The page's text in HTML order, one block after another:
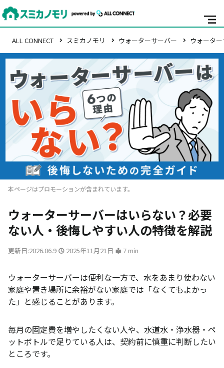
ALL CONNECT スミカノモリ ウォーターサーバー ウォータ
本ページはプロモーションが含まれています。
ウォーターサーバーはいらない？必要
ない人・後悔しやすい人の特徴を解説
更新日:2026.06.9 2025年11月21日 7 min
ウォーターサーバーは便利な一方で、水をあまり使わない
家庭や置き場所に余裕がない家庭では「なくてもよかっ
た」と感じることがあります。
毎月の固定費を増やしたくない人や、水道水・浄水器・ペ
ットボトルで足りている人は、契約前に慎重に判断したい
ところです。